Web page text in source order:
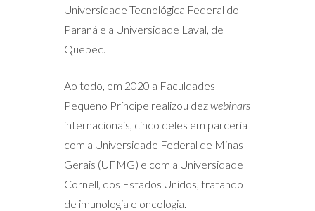
Universidade Tecnológica Federal do
Paraná e a Universidade Laval, de
Quebec.
Ao todo, em 2020 a Faculdades
Pequeno Príncipe realizou dezwebinars
internacionais, cinco deles em parceria
com a Universidade Federal de Minas
Gerais (UFMG) e com a Universidade
Cornell, dos Estados Unidos, tratando
de imunologia e oncologia.